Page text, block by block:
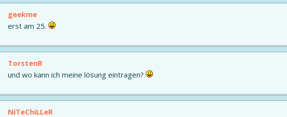
geekme
erst am 25.
TorstenB
und wo kann ich meine lösung eintragen?
NiTeChiLLeR